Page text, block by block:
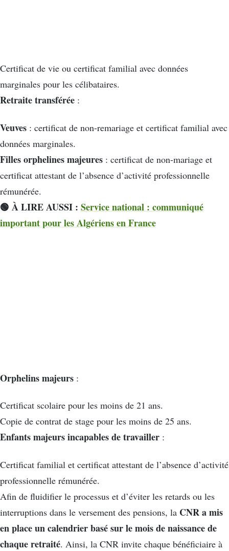
Certificat de vie ou certificat familial avec données
marginales pour les célibataires.
Retraite transférée :
Veuves : certificat de non-remariage et certificat familial avec
données marginales.
Filles orphelines majeures : certificat de non-mariage et
certificat attestant de l’absence d’activité professionnelle
rémunérée.
🟢 À LIRE AUSSI : Service national : communiqué
important pour les Algériens en France
Orphelins majeurs :
Certificat scolaire pour les moins de 21 ans.
Copie de contrat de stage pour les moins de 25 ans.
Enfants majeurs incapables de travailler :
Certificat familial et certificat attestant de l’absence d’activité
professionnelle rémunérée.
Afin de fluidifier le processus et d’éviter les retards ou les
interruptions dans le versement des pensions, la CNR a mis
en place un calendrier basé sur le mois de naissance de
chaque retraité. Ainsi, la CNR invite chaque bénéficiaire à